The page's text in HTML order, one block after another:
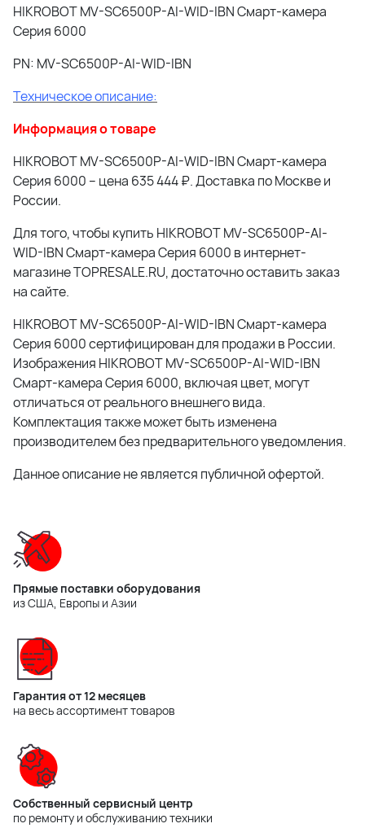
HIKROBOT MV-SC6500P-AI-WID-IBN Смарт-камера
Серия 6000
PN: MV-SC6500P-AI-WID-IBN
Техническое описание:
Информация о товаре
HIKROBOT MV-SC6500P-AI-WID-IBN Смарт-камера
Серия 6000 – цена 635 444 ₽. Доставка по Москве и
России.
Для того, чтобы купить HIKROBOT MV-SC6500P-AI-
WID-IBN Смарт-камера Серия 6000 в интернет-
магазине TOPRESALE.RU, достаточно оставить заказ
на сайте.
HIKROBOT MV-SC6500P-AI-WID-IBN Смарт-камера
Серия 6000 сертифицирован для продажи в России.
Изображения HIKROBOT MV-SC6500P-AI-WID-IBN
Смарт-камера Серия 6000, включая цвет, могут
отличаться от реального внешнего вида.
Комплектация также может быть изменена
производителем без предварительного уведомления.
Данное описание не является публичной офертой.
Прямые поставки оборудования
из США, Европы и Азии
Гарантия от 12 месяцев
на весь ассортимент товаров
Собственный сервисный центр
по ремонту и обслуживанию техники